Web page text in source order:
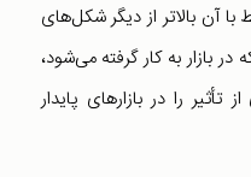
آن بالاتر از دیگر شکل‌های
در بازار به کار گرفته می‌شود،
تأثیر را در بازارهای پایدار